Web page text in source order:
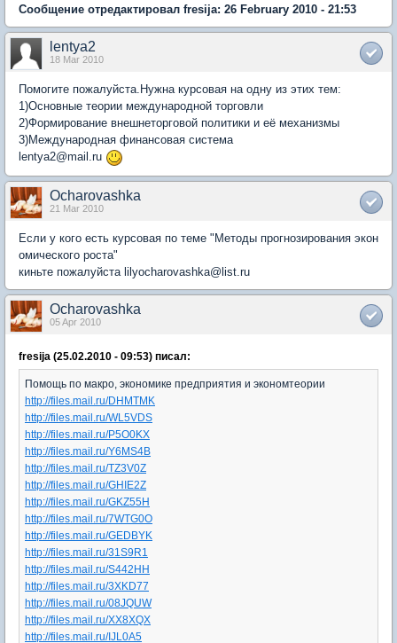
Сообщение отредактировал fresija: 26 February 2010 - 21:53
lentya2
18 Mar 2010
Помогите пожалуйста.Нужна курсовая на одну из этих тем:
1)Основные теории международной торговли
2)Формирование внешнеторговой политики и её механизмы
3)Международная финансовая система
lentya2@mail.ru
Ocharovashka
21 Mar 2010
Если у кого есть курсовая по теме "Методы прогнозирования экон
омического роста"
киньте пожалуйста lilyocharovashka@list.ru
Ocharovashka
05 Apr 2010
fresija (25.02.2010 - 09:53) писал:
Помощь по макро, экономике предприятия и экономтеории
http://files.mail.ru/DHMTMK
http://files.mail.ru/WL5VDS
http://files.mail.ru/P5O0KX
http://files.mail.ru/Y6MS4B
http://files.mail.ru/TZ3V0Z
http://files.mail.ru/GHIE2Z
http://files.mail.ru/GKZ55H
http://files.mail.ru/7WTG0O
http://files.mail.ru/GEDBYK
http://files.mail.ru/31S9R1
http://files.mail.ru/S442HH
http://files.mail.ru/3XKD77
http://files.mail.ru/08JQUW
http://files.mail.ru/XX8XQX
http://files.mail.ru/IJL0A5